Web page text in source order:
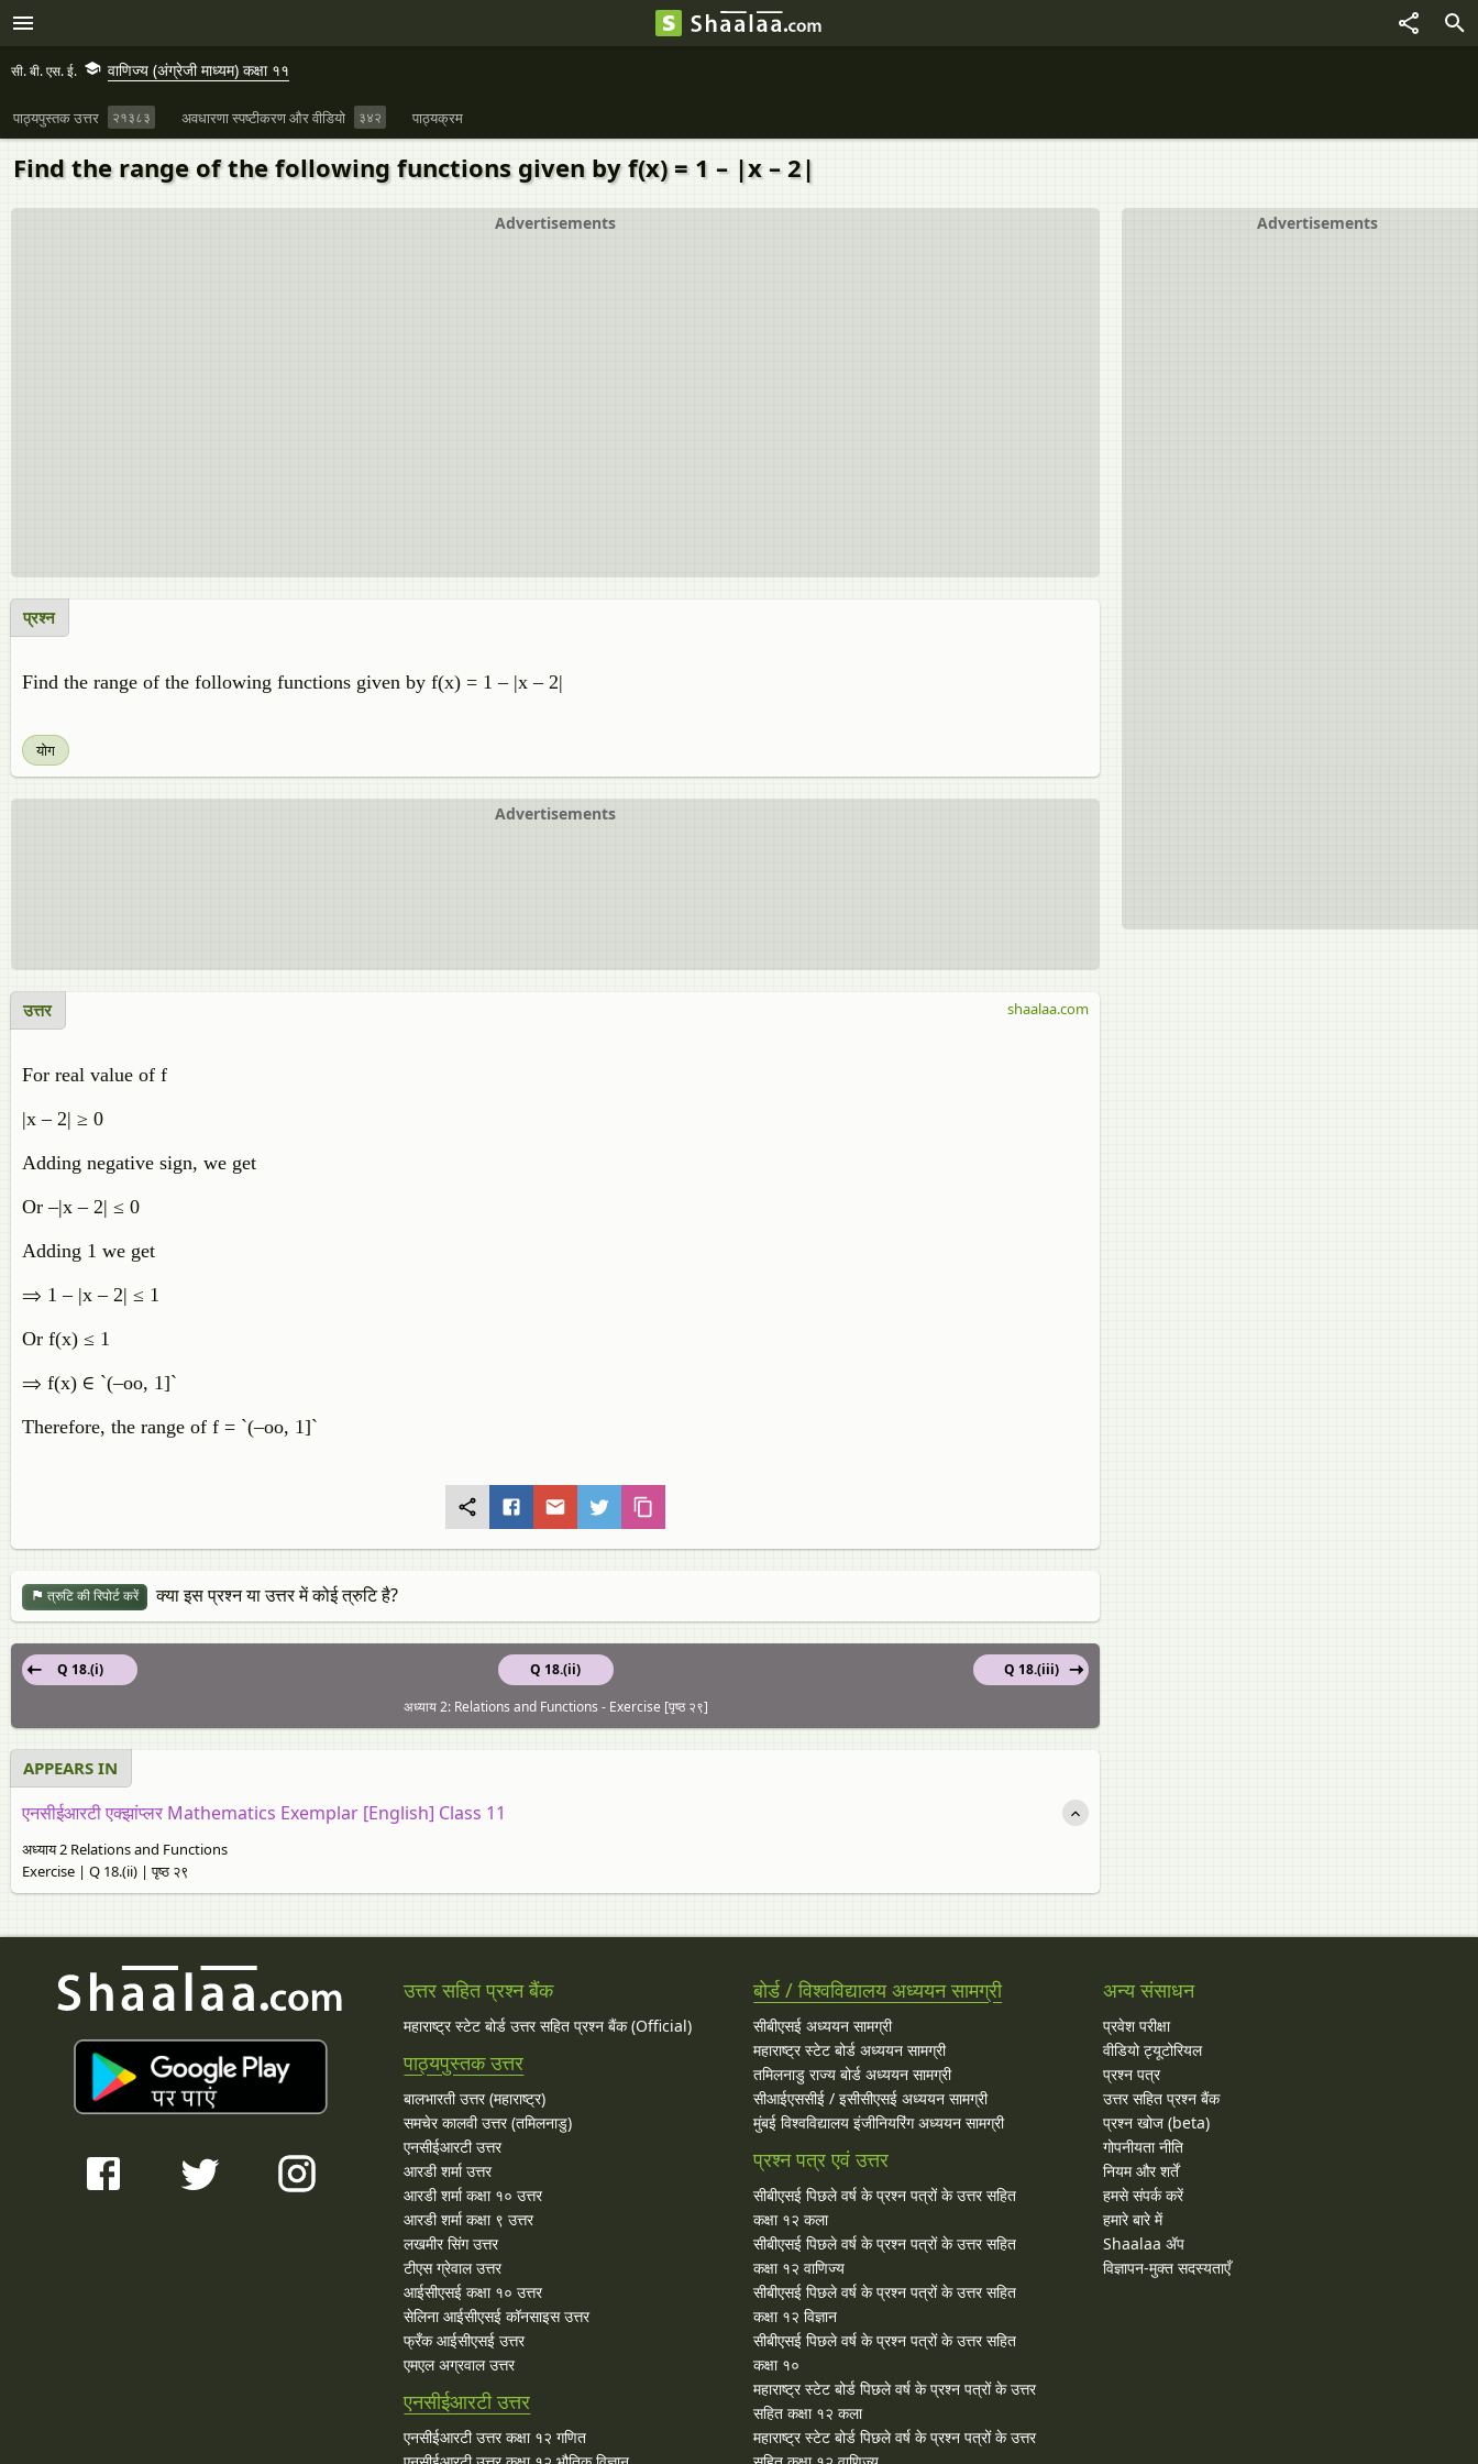
सी. बी. एस. ई. वाणिज्य (अंग्रेजी माध्यम) कक्षा ११
पाठ्यपुस्तक उत्तर २१३८३ अवधारणा स्पष्टीकरण और वीडियो ३४२ पाठ्यक्रम
Find the range of the following functions given by f(x) = 1 – |x – 2|
Advertisements
Advertisements
प्रश्न
Find the range of the following functions given by f(x) = 1 – |x – 2|
योग
Advertisements
उत्तर
For real value of f
|x – 2| ≥ 0
Adding negative sign, we get
Or –|x – 2| ≤ 0
Adding 1 we get
⇒ 1 – |x – 2| ≤ 1
Or f(x) ≤ 1
⇒ f(x) ∈ `(–oo, 1]`
Therefore, the range of f = `(–oo, 1]`
shaalaa.com
त्रुटि की रिपोर्ट करें क्या इस प्रश्न या उत्तर में कोई त्रुटि है?
Q 18.(ii)
Q 18.(i)
Q 18.(iii)
अध्याय 2: Relations and Functions - Exercise [पृष्ठ २९]
APPEARS IN
एनसीईआरटी एक्झांप्लर Mathematics Exemplar [English] Class 11
अध्याय 2 Relations and Functions
Exercise | Q 18.(ii) | पृष्ठ २९
उत्तर सहित प्रश्न बैंक
महाराष्ट्र स्टेट बोर्ड उत्तर सहित प्रश्न बैंक (Official)
पाठ्यपुस्तक उत्तर
बालभारती उत्तर (महाराष्ट्र)
समचेर कालवी उत्तर (तमिलनाडु)
एनसीईआरटी उत्तर
आरडी शर्मा उत्तर
आरडी शर्मा कक्षा १० उत्तर
आरडी शर्मा कक्षा ९ उत्तर
लखमीर सिंग उत्तर
टीएस ग्रेवाल उत्तर
आईसीएसई कक्षा १० उत्तर
सेलिना आईसीएसई कॉनसाइस उत्तर
फ्रँक आईसीएसई उत्तर
एमएल अग्रवाल उत्तर
एनसीईआरटी उत्तर
एनसीईआरटी उत्तर कक्षा १२ गणित
बोर्ड / विश्वविद्यालय अध्ययन सामग्री
सीबीएसई अध्ययन सामग्री
महाराष्ट्र स्टेट बोर्ड अध्ययन सामग्री
तमिलनाडु राज्य बोर्ड अध्ययन सामग्री
सीआईएससीई / इसीसीएसई अध्ययन सामग्री
मुंबई विश्वविद्यालय इंजीनियरिंग अध्ययन सामग्री
प्रश्न पत्र एवं उत्तर
सीबीएसई पिछले वर्ष के प्रश्न पत्रों के उत्तर सहित
कक्षा १२ कला
सीबीएसई पिछले वर्ष के प्रश्न पत्रों के उत्तर सहित
कक्षा १२ वाणिज्य
सीबीएसई पिछले वर्ष के प्रश्न पत्रों के उत्तर सहित
कक्षा १२ विज्ञान
सीबीएसई पिछले वर्ष के प्रश्न पत्रों के उत्तर सहित
कक्षा १०
महाराष्ट्र स्टेट बोर्ड पिछले वर्ष के प्रश्न पत्रों के उत्तर
सहित कक्षा १२ कला
महाराष्ट्र स्टेट बोर्ड पिछले वर्ष के प्रश्न पत्रों के उत्तर
अन्य संसाधन
प्रवेश परीक्षा
वीडियो ट्यूटोरियल
प्रश्न पत्र
उत्तर सहित प्रश्न बैंक
प्रश्न खोज (beta)
गोपनीयता नीति
नियम और शर्तें
हमसे संपर्क करें
हमारे बारे में
Shaalaa ॲप
विज्ञापन-मुक्त सदस्यताएँ